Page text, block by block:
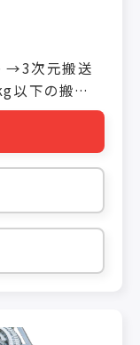
→3次元搬送
下の搬送
○標準モジュ
グ →短納期 ○
→ビーム幅：
→ビーム
○XH →ビー
ｍｍ ○XK →
102ｍｍ